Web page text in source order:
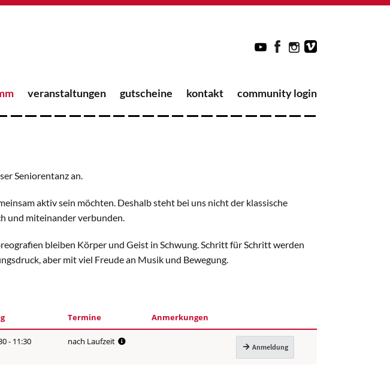
veranstaltungen gutscheine kontakt community login
Seniorentanz an.
aktiv sein möchten. Deshalb steht bei uns nicht der klassische
und miteinander verbunden.
bleiben Körper und Geist in Schwung. Schritt für Schritt werden
aber mit viel Freude an Musik und Bewegung.